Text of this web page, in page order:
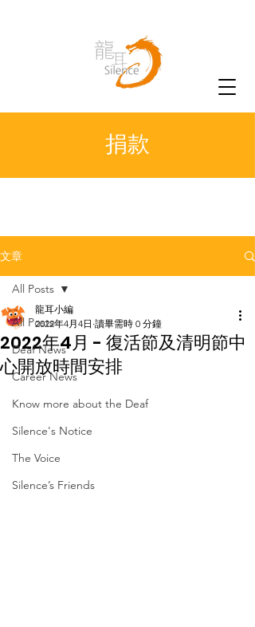
捐款
文章
All Posts
Deaf News
Career News
Know more about the Deaf
Silence's Notice
The Voice
Silence’s Friends
All Posts
2022年4月 - 復活節及清明節中
心開放時間安排
龍耳小編
2022年4月4日 讀畢需時 0 分鐘